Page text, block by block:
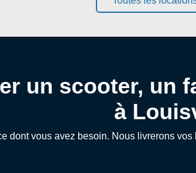
un scooter, un
à
dont vous avez besoin. Nous livrerons